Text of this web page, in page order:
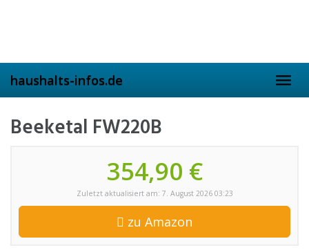
haushalts-infos.de
Beeketal FW220B
354,90 €
Zuletzt aktualisiert am: 7. August 2026 03:23
zu Amazon